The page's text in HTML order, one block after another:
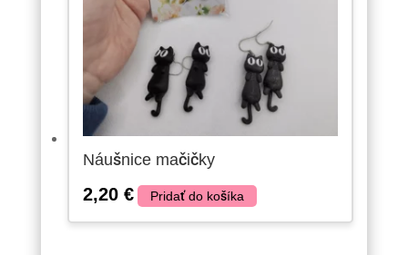
Náušnice mačičky
2,20 € Pridať do košíka